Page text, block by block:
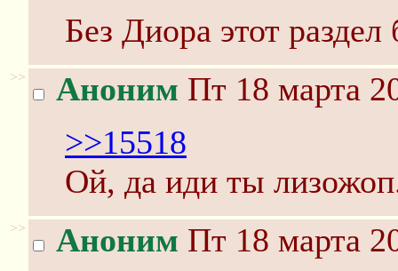
Без Диора этот
>> Аноним Пт 18 марта
>>15518
Ой, да иди ты
>> Аноним Пт 18 марта